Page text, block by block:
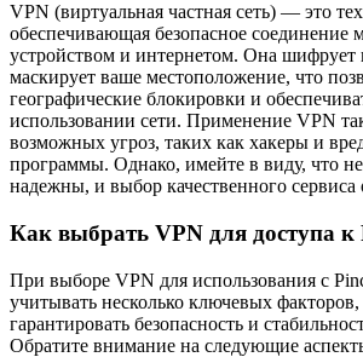
VPN (виртуальная частная сеть) — это
обеспечивающая безопасное
устройством и интернетом. Она
маскирует ваше местоположение, что
географические блокировки и
использовании сети. Применение VPN
возможных угроз, таких как хакеры и
программы. Однако, имейте в виду, что
надежны, и выбор качественного сервиса
Как выбрать VPN для доступа к
При выборе VPN для использования с
учитывать несколько ключевых
гарантировать безопасность и
Обратите внимание на следующие